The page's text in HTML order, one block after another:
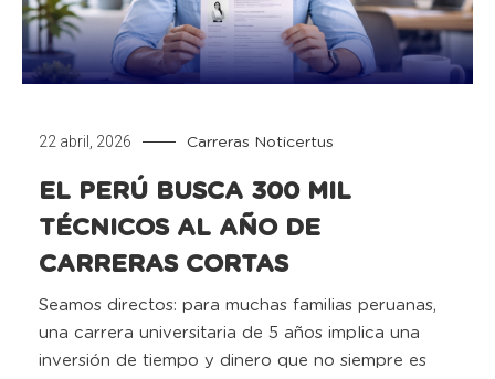
22 abril, 2026 Carreras Noticertus
EL PERÚ BUSCA 300 MIL
TÉCNICOS AL AÑO DE
CARRERAS CORTAS
Seamos directos: para muchas familias peruanas,
una carrera universitaria de 5 años implica una
inversión de tiempo y dinero que no siempre es